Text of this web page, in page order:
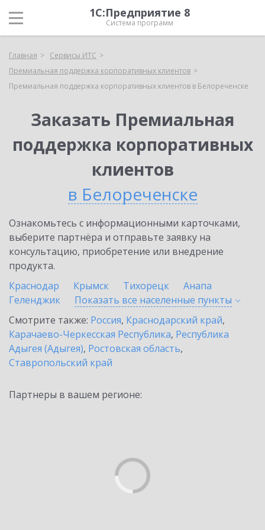
1С:Предприятие 8
Система программ
Главная
Сервисы ИТС
Премиальная поддержка корпоративных клиентов
Премиальная поддержка корпоративных клиентов в Белореченске
Заказать Премиальная
поддержка корпоративных
клиентов
в Белореченске
Ознакомьтесь с информационными карточками,
выберите партнёра и отправьте заявку на
консультацию, приобретение или внедрение
продукта.
Краснодар
Крымск Тихорецк
Анапа
Геленджик
Показать все населенные пункты
Смотрите также: Россия, Краснодарский край,
Карачаево-Черкесская Республика, Республика
Адыгея (Адыгея), Ростовская область,
Ставропольский край
Партнеры в вашем регионе: